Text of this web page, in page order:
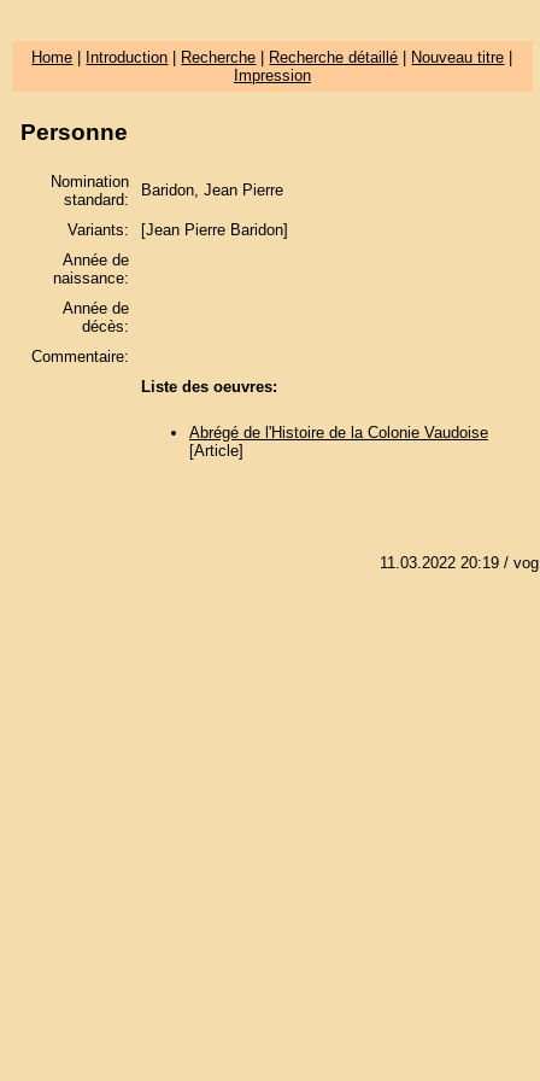
Home Introduction Recherche Recherche détaillé Nouveau titre
Impression
Personne
Nomination
standard:
Baridon, Jean Pierre
Variants:
[Jean Pierre Baridon]
Année de
naissance:
Année de
décès:
Commentaire:
Liste des oeuvres:
Abrégé de l'Histoire de la Colonie Vaudoise
[Article]
11.03.2022 20:19/ vog